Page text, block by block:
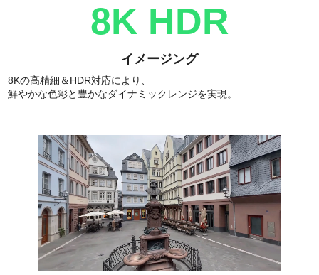
8K HDR
イメージング
8Kの高精細＆HDR対応により、
鮮やかな色彩と豊かなダイナミックレンジを実現。